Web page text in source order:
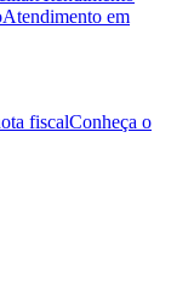
Atendimento em
fiscalConheça o